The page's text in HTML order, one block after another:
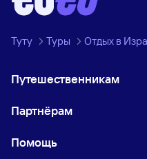
Туту Туры Отдых в
Путешественникам
Партнёрам
Помощь